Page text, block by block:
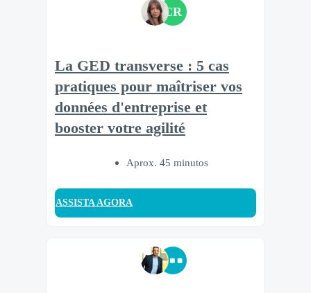
CR
La GED transverse : 5 cas
pratiques pour maîtriser vos
données d'entreprise et
booster votre agilité
Aprox. 45 minutos
ASSISTA AGORA